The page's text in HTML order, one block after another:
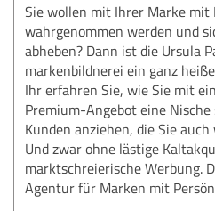
Sie wollen mit Ihrer Marke mit
wahrgenommen werden und
abheben? Dann ist die Ursula
markenbildnerei ein ganz
Ihr erfahren Sie, wie Sie mit
Premium-Angebot eine
Kunden anziehen, die Sie
Und zwar ohne lästige
marktschreierische Werbung.
Agentur für Marken mit